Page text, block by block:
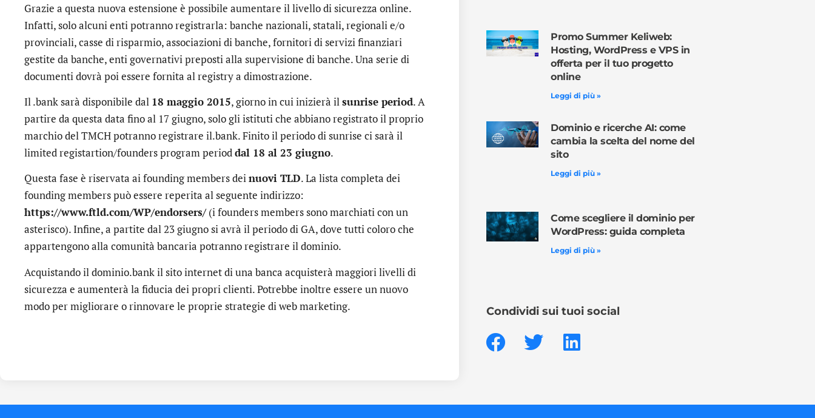
Grazie a questa nuova estensione è possibile aumentare il livello di sicurezza online.
Infatti, solo alcuni enti potranno registrarla: banche nazionali, statali, regionali e/o
provinciali, casse di risparmio, associazioni di banche, fornitori di servizi finanziari
gestite da banche, enti governativi preposti alla supervisione di banche. Una serie di
documenti dovrà poi essere fornita al registry a dimostrazione.
Il .bank sarà disponibile dal 18 maggio 2015, giorno in cui inizierà ilsunrise period. A
partire da questa data fino al 17 giugno, solo gli istituti che abbiano registrato il proprio
marchio del TMCH potranno registrare il.bank. Finito il periodo di sunrise ci sarà il
limited registartion/founders program perioddal 18 al 23 giugno.
Questa fase è riservata ai founding members deinuovi TLD. La lista completa dei
founding members può essere reperita al seguente indirizzo:
https://www.ftld.com/WP/endorsers/(i founders members sono marchiati con un
asterisco). Infine, a partite dal 23 giugno si avrà il periodo di GA, dove tutti coloro che
appartengono alla comunità bancaria potranno registrare il dominio.
Acquistando il dominio.bank il sito internet di una banca acquisterà maggiori livelli di
sicurezza e aumenterà la fiducia dei propri clienti. Potrebbe inoltre essere un nuovo
modo per migliorare o rinnovare le proprie strategie di web marketing.
Promo Summer Keliweb:
Hosting, WordPress e VPS in
offerta per il tuo progetto
online
Leggi di più »
Dominio e ricerche AI: come
cambia la scelta del nome del
sito
Leggi di più »
Come scegliere il dominio per
WordPress: guida completa
Leggi di più »
Condividi sui tuoi social